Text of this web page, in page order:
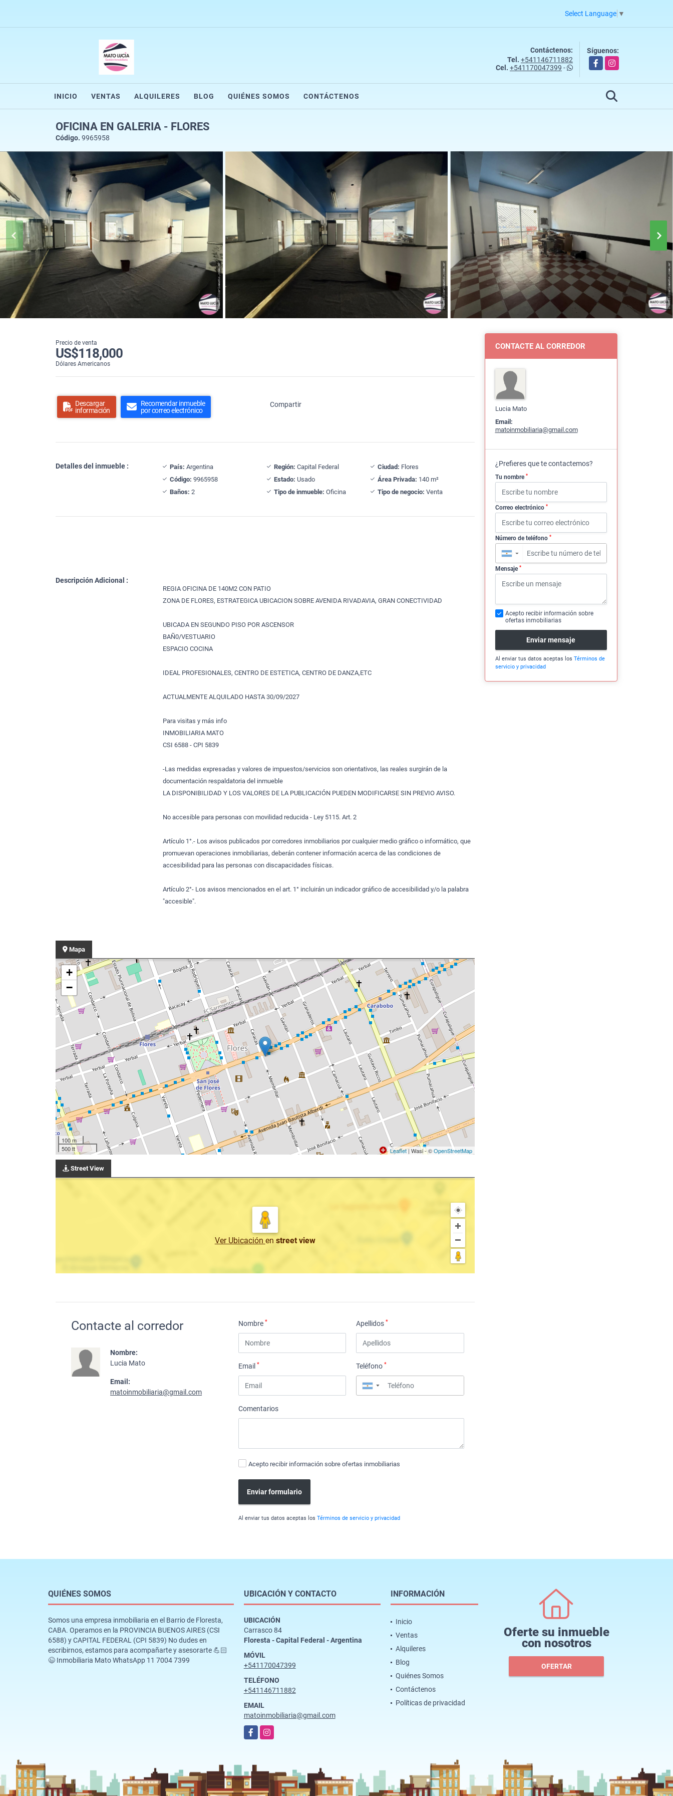
Select Language ▼
Contáctenos:
Tel. +541146711882
Cel. +541170047399 -
Síguenos:
FacebookInstagram
INICIO VENTAS ALQUILERES BLOG QUIÉNES SOMOS CONTÁCTENOS
OFICINA EN GALERIA - FLORES
Código. 9965958
Precio de venta
US$118,000
Dólares Americanos
Descargar
información
Recomendar inmueble
por correo electrónico
Compartir
Detalles del inmueble : País: Argentina Región: Capital Federal Ciudad: Flores
Código: 9965958 Estado: Usado Área Privada: 140 m²
Baños: 2 Tipo de inmueble: Oficina Tipo de negocio: Venta
Descripción Adicional :
REGIA OFICINA DE 140M2 CON PATIO
ZONA DE FLORES, ESTRATEGICA UBICACION SOBRE AVENIDA RIVADAVIA, GRAN CONECTIVIDAD
UBICADA EN SEGUNDO PISO POR ASCENSOR
BAÑ0/VESTUARIO
ESPACIO COCINA
IDEAL PROFESIONALES, CENTRO DE ESTETICA, CENTRO DE DANZA,ETC
ACTUALMENTE ALQUILADO HASTA 30/09/2027
Para visitas y más info
INMOBILIARIA MATO
CSI 6588 - CPI 5839
-Las medidas expresadas y valores de impuestos/servicios son orientativos, las reales surgirán de la
documentación respaldatoria del inmueble
LA DISPONIBILIDAD Y LOS VALORES DE LA PUBLICACIÓN PUEDEN MODIFICARSE SIN PREVIO AVISO.
No accesible para personas con movilidad reducida - Ley 5115. Art. 2
Artículo 1°.- Los avisos publicados por corredores inmobiliarios por cualquier medio gráfico o informático, que
promuevan operaciones inmobiliarias, deberán contener información acerca de las condiciones de
accesibilidad para las personas con discapacidades físicas.
Artículo 2°- Los avisos mencionados en el art. 1° incluirán un indicador gráfico de accesibilidad y/o la palabra
"accesible".
Mapa
+
−
100 m
500 ft
Leaflet| Wasi - ©OpenStreetMap
Street View
Ver Ubicación en street view
Contacte al corredor
Nombre:
Lucia Mato
Email:
matoinmobiliaria@gmail.com
Nombre* Apellidos*
Email* Teléfono*
▼
Comentarios
Acepto recibir información sobre ofertas inmobiliarias
Enviar formulario
Al enviar tus datos aceptas losTérminos de servicio y privacidad
CONTACTE AL CORREDOR
Lucia Mato
Email:
matoinmobiliaria@gmail.com
¿Prefieres que te contactemos?
Tu nombre *
Correo electrónico *
Número de teléfono *
▼
Mensaje *
Acepto recibir información sobre
ofertas inmobiliarias
Enviar mensaje
Al enviar tus datos aceptas los Términos de
servicio y privacidad
QUIÉNES SOMOS
Somos una empresa inmobiliaria en el Barrio de Floresta,
CABA. Operamos en la PROVINCIA BUENOS AIRES (CSI
6588) y CAPITAL FEDERAL (CPI 5839) No dudes en
escribirnos, estamos para acompañarte y asesorarte 💪🏻
😉 Inmobiliaria Mato WhatsApp 11 7004 7399
UBICACIÓN Y CONTACTO
UBICACIÓN
Carrasco 84
Floresta - Capital Federal - Argentina
MÓVIL
+541170047399
TELÉFONO
+541146711882
EMAIL
matoinmobiliaria@gmail.com
FacebookInstagram
INFORMACIÓN
Inicio
Ventas
Alquileres
Blog
Quiénes Somos
Contáctenos
Políticas de privacidad
Oferte su inmueble
con nosotros
OFERTAR